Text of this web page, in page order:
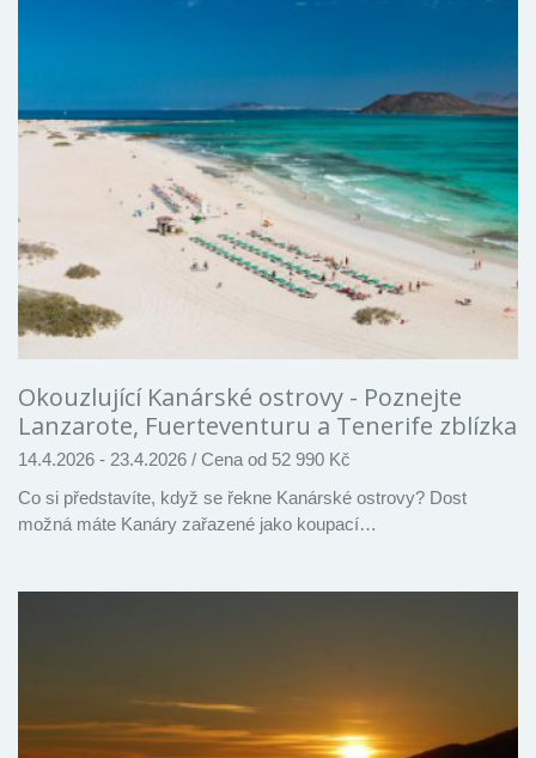
Okouzlující Kanárské ostrovy - Poznejte
Lanzarote, Fuerteventuru a Tenerife zblízka
14.4.2026 - 23.4.2026 / Cena od 52 990 Kč
Co si představíte, když se řekne Kanárské ostrovy? Dost
možná máte Kanáry zařazené jako koupací…